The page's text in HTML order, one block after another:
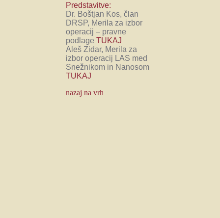
Predstavitve:
Dr. Boštjan Kos, član
DRSP, Merila za izbor
operacij – pravne
podlageTUKAJ
Aleš Zidar, Merila za
izbor operacij LAS med
Snežnikom in Nanosom
TUKAJ
nazaj na vrh